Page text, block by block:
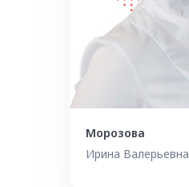
Морозова
Ирина Валерьевна